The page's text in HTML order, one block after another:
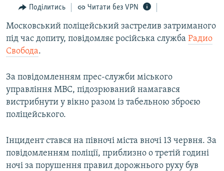
Перейти
пошуку
ПОГЛЯД
ІНТЕРВ'Ю
ВСЕ ЗА ДЕНЬ
ДЕПОРТАЦІЯ
ВІДЕОУРОКИ «ELIFBE»
СВІДЧЕННЯ ОКУПАЦІЇ
ІНФОГРАФІКА
ЯК ОБІЙТИ БЛОКУВАННЯ
Русский
ДОЛУЧАЙСЯ!
Поділитись Читати без VPN
Московський поліцейський застрелив затриманого
під час допиту, повідомляє російська служба Радио
Свобода.
За повідомленням прес-служби міського
управління МВС, підозрюваний намагався
вистрибнути у вікно разом із табельною зброєю
поліцейського.
Інцидент стався на півночі міста вночі 13 червня. За
повідомленням поліції, приблизно о третій годині
ночі за порушення правил дорожнього руху був